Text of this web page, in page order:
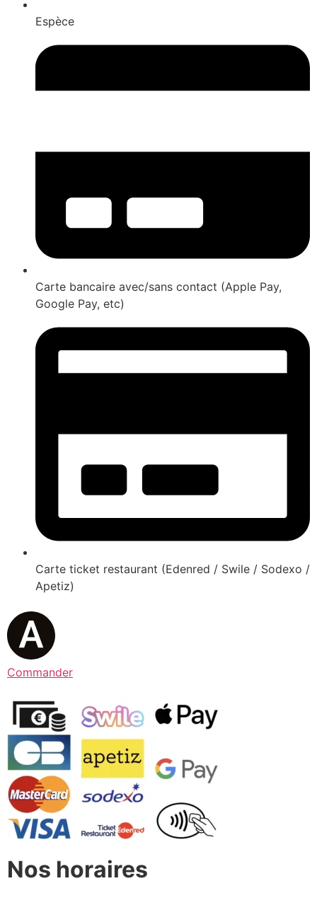
Espèce
Carte bancaire avec/sans contact (Apple Pay,
Google Pay, etc)
Carte ticket restaurant (Edenred / Swile / Sodexo /
Apetiz)
Commander
Nos horaires